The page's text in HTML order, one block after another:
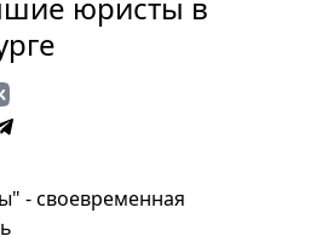
- своевременная